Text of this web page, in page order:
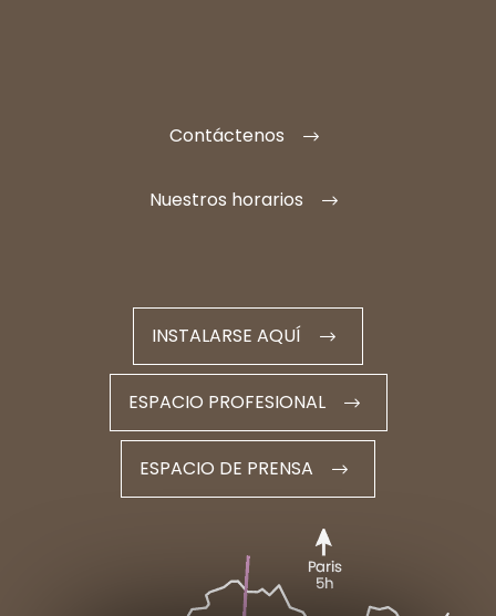
Contáctenos
Nuestros horarios
INSTALARSE AQUÍ
ESPACIO PROFESIONAL
ESPACIO DE PRENSA